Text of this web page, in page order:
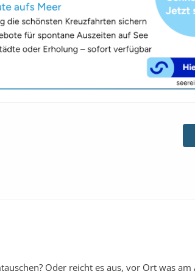
Oder reicht es aus, vor Ort was am